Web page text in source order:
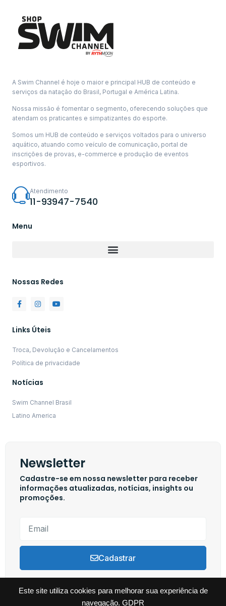
Este site utiliza cookies para melhorar sua experiência de
navegação. GDPR
A Swim Channel é hoje o maior e principal HUB de conteúdo e
serviços da natação do Brasil, Portugal e América Latina.
Nossa missão é fomentar o segmento, oferecendo soluções que
atendam os praticantes e simpatizantes do esporte.
Somos um HUB de conteúdo e serviços voltados para o universo
aquático, atuando como veículo de comunicação, portal de
inscrições de provas, e-commerce e produção de eventos
esportivos.
Atendimento
11-93947-7540
Menu
Nossas Redes
Links Úteis
Troca, Devolução e Cancelamentos
Política de privacidade
Notícias
Swim Channel Brasil
Latino America
Newsletter
Cadastre-se em nossa newsletter para receber
informações atualizadas, notícias, insights ou
promoções.
Cadastrar
Copyright © 2024 Swim Channel, Todos os direitos reservados. Powered by